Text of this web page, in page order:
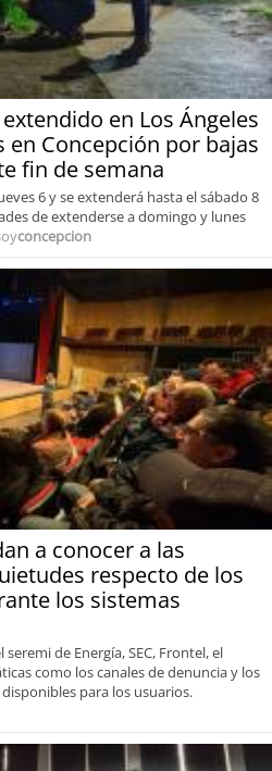
en Los Ángeles
Concepción por bajas
fin de semana
6 y se extenderá hasta el sábado 8
de extenderse a domingo y lunes
concepcion
a conocer a las
respecto de los
los sistemas
de Energía, SEC, Frontel, el
como los canales de denuncia y los
para los usuarios.